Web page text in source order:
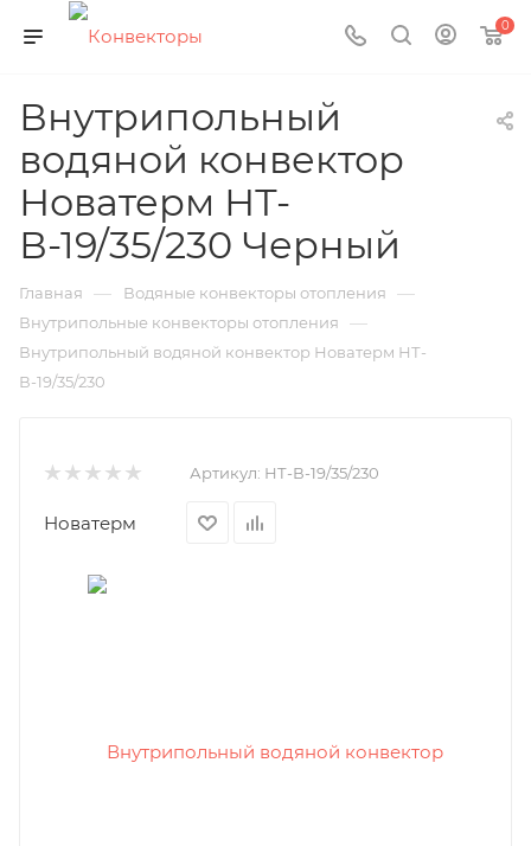
0
Внутрипольный
водяной конвектор
Новатерм НТ-
В-19/35/230 Черный
Главная — Водяные конвекторы отопления —
Внутрипольные конвекторы отопления —
Внутрипольный водяной конвектор Новатерм НТ-
В-19/35/230
Артикул: НТ-В-19/35/230
Новатерм